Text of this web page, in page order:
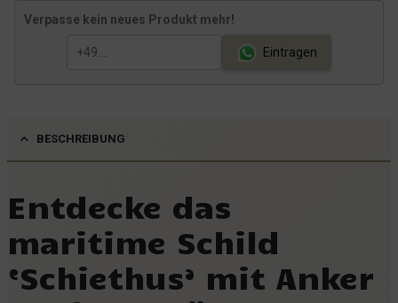
P
r
s
r
:
9
,
i
9
€
.
Verpasse kein neues Produkt mehr!
Eintragen
BESCHREIBUNG
Entdecke das
maritime Schild
‘Schiethus’ mit Anker